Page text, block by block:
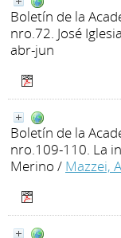
Boletín de la
nro.72. José
abr-jun
Boletín de la
nro.109-110. La
Merino / Mazzei,